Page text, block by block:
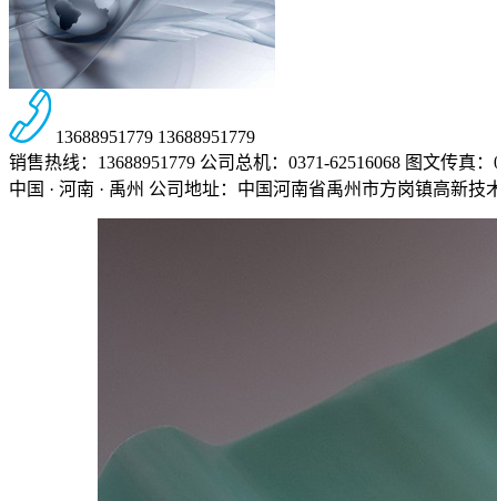
13688951779 13688951779
销售热线：13688951779 公司总机：0371-62516068 图文传真：
中国 · 河南 · 禹州 公司地址：中国河南省禹州市方岗镇高新